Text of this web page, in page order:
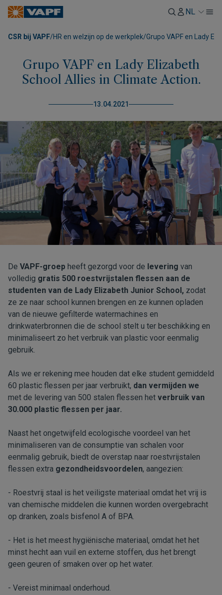
NL
CSR bij VAPF/HR en welzijn op de werkplek/Grupo VAPF en Lady
Grupo VAPF en Lady Elizabeth
School Allies in Climate Action.
13.04.2021
De VAPF-groep heeft gezorgd voor de levering van
volledig gratis 500 roestvrijstalen flessen aan de
studenten van de Lady Elizabeth Junior School, zodat
ze ze naar school kunnen brengen en ze kunnen opladen
van de nieuwe gefilterde watermachines en
drinkwaterbronnen die de school stelt u ter beschikking en
minimaliseert zo het verbruik van plastic voor eenmalig
gebruik.
Als we er rekening mee houden dat elke student gemiddeld
60 plastic flessen per jaar verbruikt, dan vermijden we
met de levering van 500 stalen flessen het verbruik van
30.000 plastic flessen per jaar.
Naast het ongetwijfeld ecologische voordeel van het
minimaliseren van de consumptie van schalen voor
eenmalig gebruik, biedt de overstap naar roestvrijstalen
flessen extra gezondheidsvoordelen, aangezien:
- Roestvrij staal is het veiligste materiaal omdat het vrij is
van chemische middelen die kunnen worden overgebracht
op dranken, zoals bisfenol A of BPA.
- Het is het meest hygiënische materiaal, omdat het het
minst hecht aan vuil en externe stoffen, dus het brengt
geen geuren of smaken over op het water.
- Vereist minimaal onderhoud.